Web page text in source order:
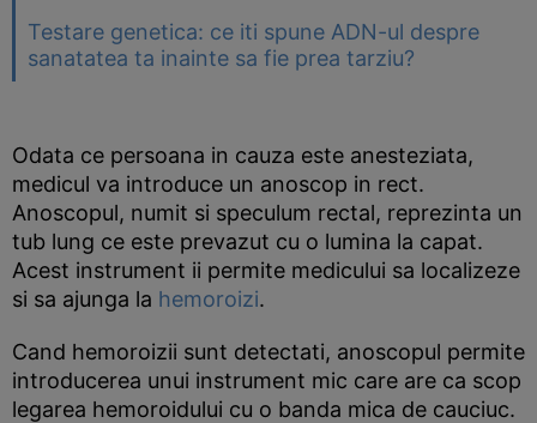
Testare genetica: ce iti spune ADN-ul despre
sanatatea ta inainte sa fie prea tarziu?
Odata ce persoana in cauza este anesteziata,
medicul va introduce un anoscop in rect.
Anoscopul, numit si speculum rectal, reprezinta un
tub lung ce este prevazut cu o lumina la capat.
Acest instrument ii permite medicului sa localizeze
si sa ajunga la hemoroizi.
Cand hemoroizii sunt detectati, anoscopul permite
introducerea unui instrument mic care are ca scop
legarea hemoroidului cu o banda mica de cauciuc.